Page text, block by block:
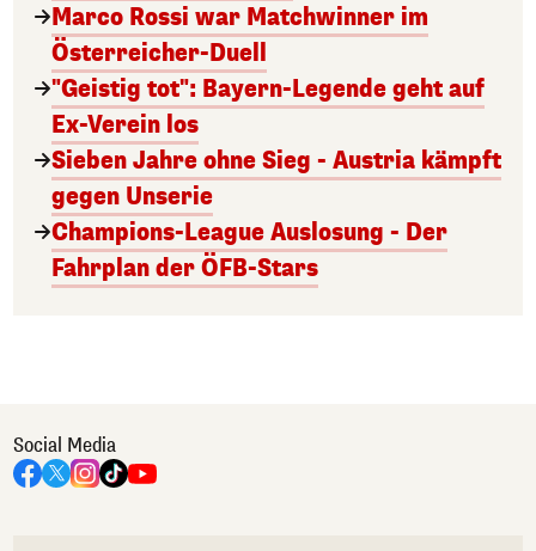
Marco Rossi war Matchwinner im
Österreicher-Duell
"Geistig tot": Bayern-Legende geht auf
Ex-Verein los
Sieben Jahre ohne Sieg - Austria kämpft
gegen Unserie
Champions-League Auslosung - Der
Fahrplan der ÖFB-Stars
Social Media